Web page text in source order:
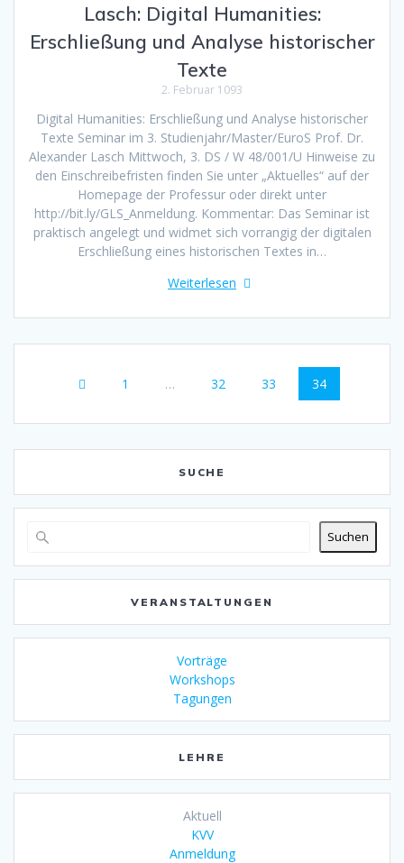
Lasch: Digital Humanities:
Erschließung und Analyse historischer
Texte
2. Februar 1093
Digital Humanities: Erschließung und Analyse historischer
Texte Seminar im 3. Studienjahr/Master/EuroS Prof. Dr.
Alexander Lasch Mittwoch, 3. DS / W 48/001/U Hinweise zu
den Einschreibefristen finden Sie unter „Aktuelles“ auf der
Homepage der Professur oder direkt unter
http://bit.ly/GLS_Anmeldung. Kommentar: Das Seminar ist
praktisch angelegt und widmet sich vorrangig der digitalen
Erschließung eines historischen Textes in…
Weiterlesen
Seite
1 … Seite
32 Seite
33 Seite
34
SUCHE
Suchen
VERANSTALTUNGEN
Vorträge
Workshops
Tagungen
LEHRE
Aktuell
KVV
Anmeldung